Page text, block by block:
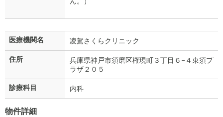
医療機関名 凌駕さくらクリニック
住所
兵庫県神戸市須磨区権現町３丁目６−４東須プ
ラザ２０５
診療科目 内科
物件詳細